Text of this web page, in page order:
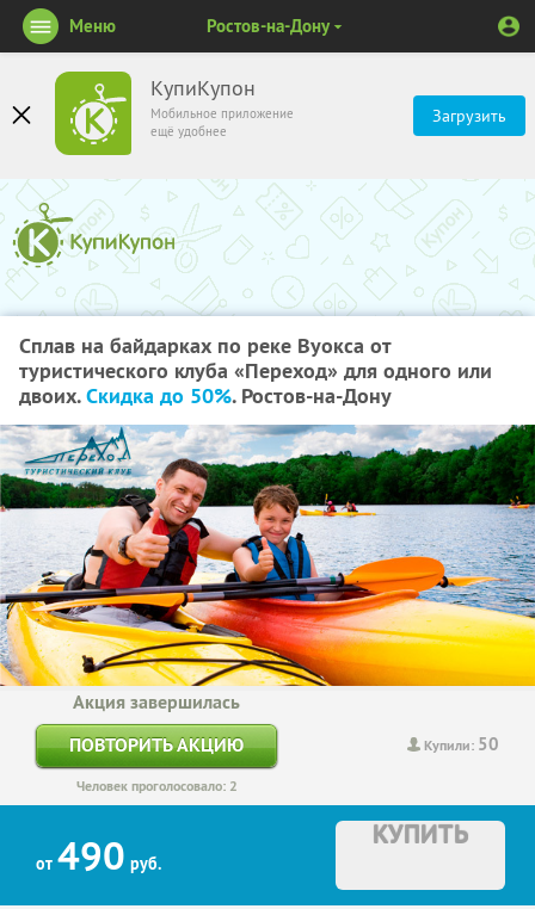
КупиКупон
Мобильное приложение
ещё удобнее
Загрузить
Меню Ростов-на-Дону
Сплав на байдарках по реке Вуокса от
туристического клуба «Переход» для одного или
двоих.Скидка до 50%. Ростов-на-Дону
Купили: 50
Акция завершилась
ПОВТОРИТЬ АКЦИЮ
Человек проголосовало: 2
от 490 руб.
КУПИТЬ